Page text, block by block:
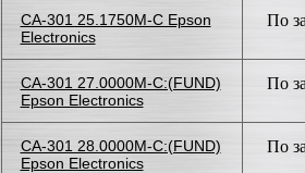
CA-301 25.1750M-C Epson
Electronics
По
CA-301 27.0000M-C:(FUND)
Epson Electronics
По
CA-301 28.0000M-C:(FUND)
Epson Electronics
По